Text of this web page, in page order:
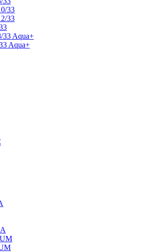
33
33
33 Aqua+
Aqua+